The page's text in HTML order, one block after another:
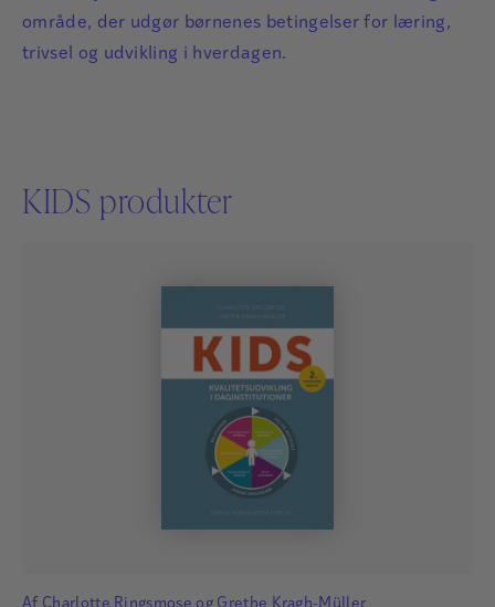
område, der udgør børnenes betingelser for læring,
trivsel og udvikling i hverdagen.
KIDS produkter